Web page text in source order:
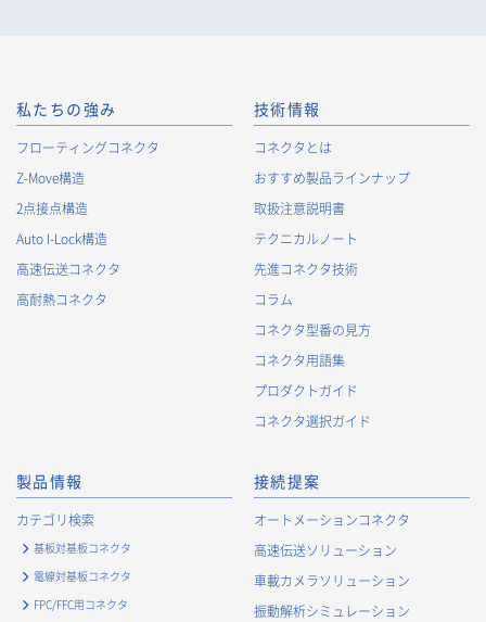
私たちの強み
フローティングコネクタ
Z-Move構造
2点接点構造
Auto I-Lock構造
高速伝送コネクタ
高耐熱コネクタ
技術情報
コネクタとは
おすすめ製品ラインナップ
取扱注意説明書
テクニカルノート
先進コネクタ技術
コラム
コネクタ型番の見方
コネクタ用語集
プロダクトガイド
コネクタ選択ガイド
製品情報
カテゴリ検索
基板対基板コネクタ
電線対基板コネクタ
FPC/FFC用コネクタ
接続提案
オートメーションコネクタ
高速伝送ソリューション
車載カメラソリューション
振動解析シミュレーション